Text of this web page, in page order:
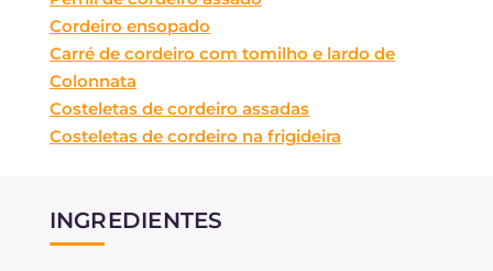
Cordeiro ensopado
Carré de cordeiro com tomilho e lardo de
Colonnata
Costeletas de cordeiro assadas
Costeletas de cordeiro na frigideira
INGREDIENTES